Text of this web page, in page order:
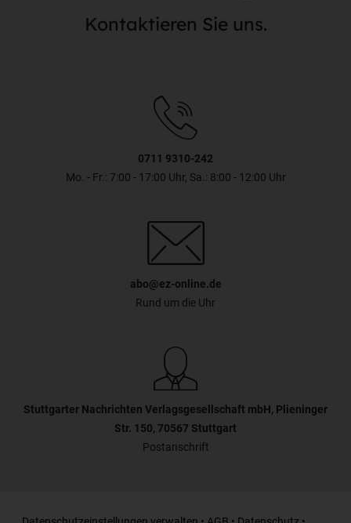
Kontaktieren Sie uns.
0711 9310-242
Mo. - Fr.: 7:00 - 17:00 Uhr, Sa.: 8:00 - 12:00 Uhr
abo@ez-online.de
Rund um die Uhr
Stuttgarter Nachrichten Verlagsgesellschaft mbH, Plieninger
Str. 150, 70567 Stuttgart
Postanschrift